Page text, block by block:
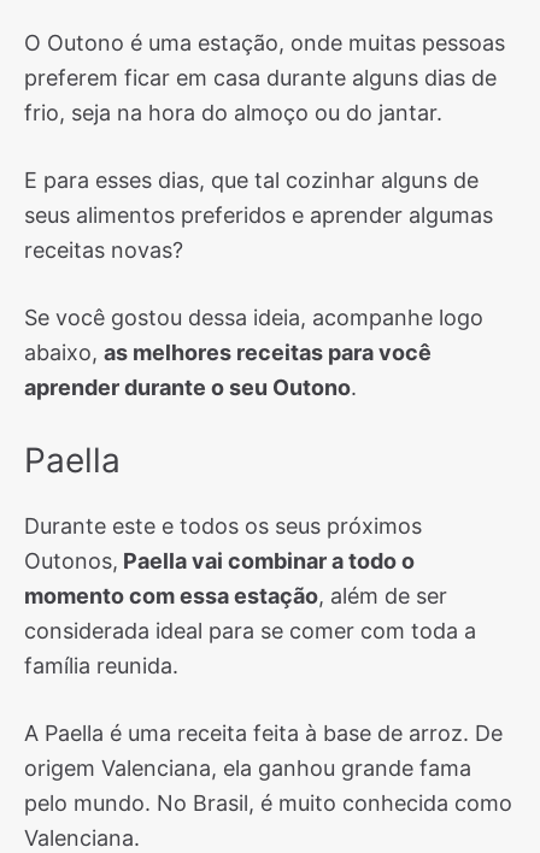
O Outono é uma estação, onde muitas pessoas
preferem ficar em casa durante alguns dias de
frio, seja na hora do almoço ou do jantar.
E para esses dias, que tal cozinhar alguns de
seus alimentos preferidos e aprender algumas
receitas novas?
Se você gostou dessa ideia, acompanhe logo
abaixo, as melhores receitas para você
aprender durante o seu Outono.
Paella
Durante este e todos os seus próximos
Outonos, Paella vai combinar a todo o
momento com essa estação, além de ser
considerada ideal para se comer com toda a
família reunida.
A Paella é uma receita feita à base de arroz. De
origem Valenciana, ela ganhou grande fama
pelo mundo. No Brasil, é muito conhecida como
Valenciana.